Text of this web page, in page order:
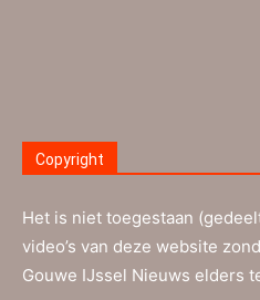
Copyright
Het is niet toegestaan
video’s van deze website
Gouwe IJssel Nieuws elders